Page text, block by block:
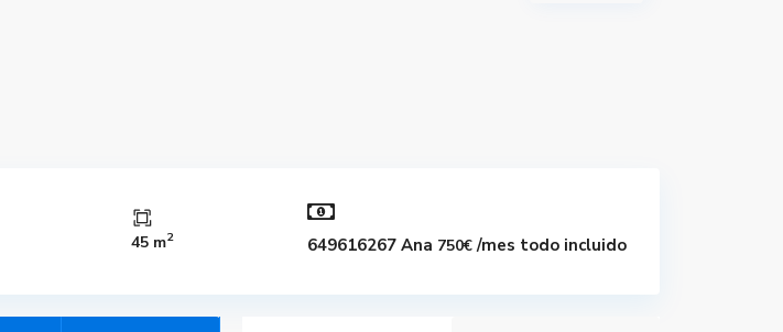
45 m2 649616267 Ana 750€/mes todo incluido